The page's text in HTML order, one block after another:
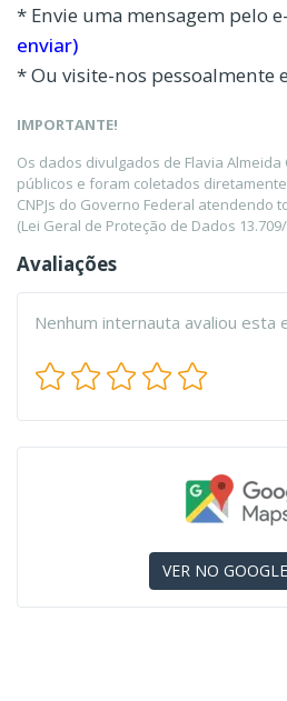
* Envie uma mensagem pelo
enviar)
* Ou visite-nos pessoalmente
IMPORTANTE!
Os dados divulgados de Flavia
públicos e foram coletados
CNPJs do Governo Federal atendendo
(Lei Geral de Proteção de Dados
Avaliações
Nenhum internauta avaliou esta
VER NO